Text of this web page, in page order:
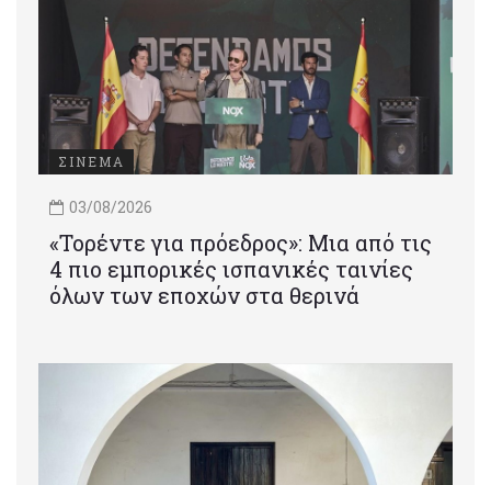
ΣΙΝΕΜΑ
03/08/2026
«Τορέντε για πρόεδρος»: Mια από τις
4 πιο εμπορικές ισπανικές ταινίες
όλων των εποχών στα θερινά